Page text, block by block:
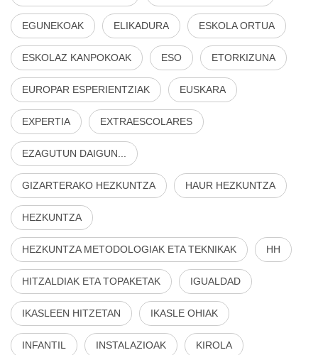
EGUNEKOAK ELIKADURA ESKOLA ORTUA
ESKOLAZ KANPOKOAK ESO ETORKIZUNA
EUROPAR ESPERIENTZIAK EUSKARA
EXPERTIA EXTRAESCOLARES
EZAGUTUN DAIGUN...
GIZARTERAKO HEZKUNTZA HAUR HEZKUNTZA
HEZKUNTZA
HEZKUNTZA METODOLOGIAK ETA TEKNIKAK HH
HITZALDIAK ETA TOPAKETAK IGUALDAD
IKASLEEN HITZETAN IKASLE OHIAK
INFANTIL INSTALAZIOAK KIROLA